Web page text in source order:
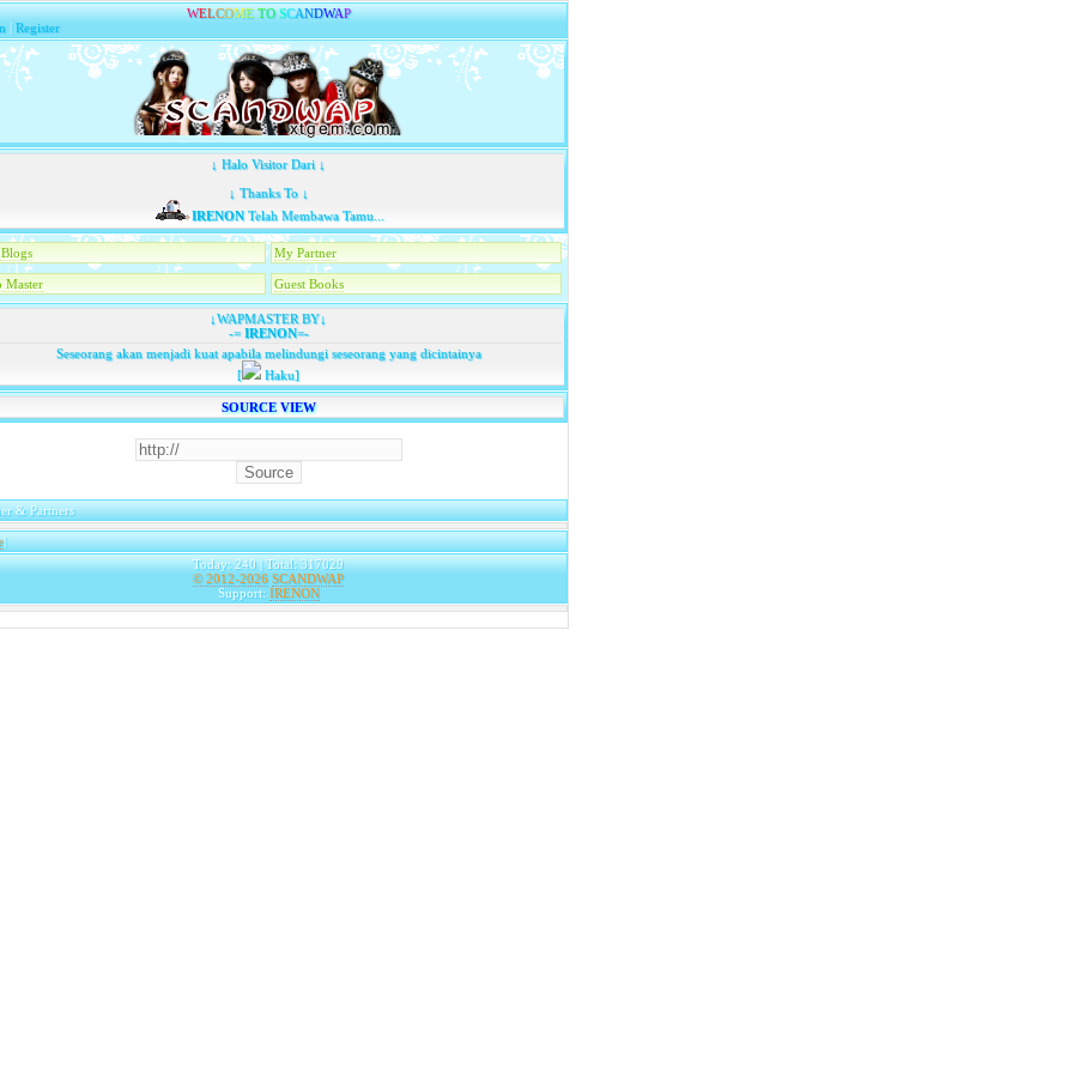
WELCOME TO SCANDWAP
|Register
↓ Halo Visitor Dari ↓
↓ Thanks To ↓
IRENONTelah Membawa Tamu...
My Partner
Master Guest Books
↓WAPMASTER BY↓
-=IRENON=-
Seseorang akan menjadi kuat apabila melindungi seseorang yang dicintainya
[
Haku]
SOURCE VIEW
& Partners
|
Today: 240 | Total: 317029
© 2012-2026 SCANDWAP
Support: IRENON